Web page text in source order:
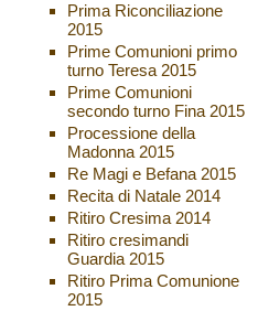
Prima Riconciliazione
2015
Prime Comunioni primo
turno Teresa 2015
Prime Comunioni
secondo turno Fina 2015
Processione della
Madonna 2015
Re Magi e Befana 2015
Recita di Natale 2014
Ritiro Cresima 2014
Ritiro cresimandi
Guardia 2015
Ritiro Prima Comunione
2015